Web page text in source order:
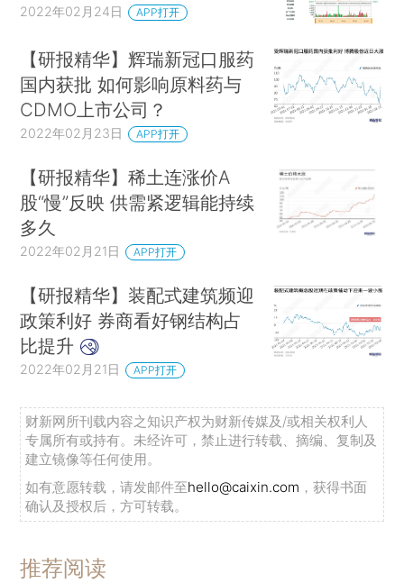
2022年02月24日 APP打开
【研报精华】辉瑞新冠口服药
国内获批 如何影响原料药与
CDMO上市公司？
2022年02月23日 APP打开
【研报精华】稀土连涨价A
股“慢”反映 供需紧逻辑能持续
多久
2022年02月21日 APP打开
【研报精华】装配式建筑频迎
政策利好 券商看好钢结构占
比提升
2022年02月21日 APP打开
财新网所刊载内容之知识产权为财新传媒及/或相关权利人
专属所有或持有。未经许可，禁止进行转载、摘编、复制及
建立镜像等任何使用。
如有意愿转载，请发邮件至hello@caixin.com ，获得书面
确认及授权后，方可转载。
推荐阅读